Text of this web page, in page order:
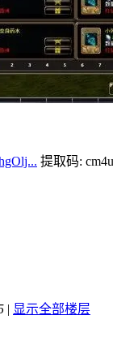
提取码: cm4u
| 显示全部楼层